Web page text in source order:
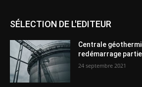
SÉLECTION DE L'EDITEUR
Centrale
redémarrage partiel
24 septembre 2021